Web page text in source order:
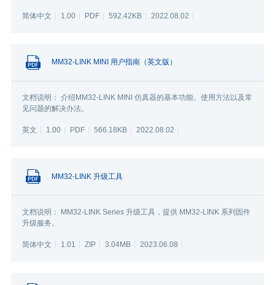
简体中文 1.00 PDF 592.42KB 2022.08.02
MM32-LINK MINI 用户指南（英文版）
文档说明： 介绍MM32-LINK MINI 仿真器的基本功能、使用方法以及常
见问题的解决办法。
英文 1.00 PDF 566.18KB 2022.08.02
MM32-LINK 升级工具
文档说明： MM32-LINK Series 升级工具，提供 MM32-LINK 系列固件
升级服务。
简体中文 1.01 ZIP 3.04MB 2023.06.08